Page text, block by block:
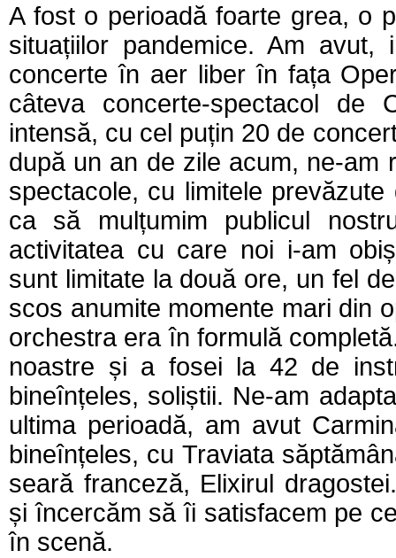
A fost o perioadă foarte grea, o
situațiilor pandemice. Am
concerte în aer liber în fața
câteva concerte-spectacol de
intensă, cu cel puțin 20 de
după un an de zile acum, ne-am
spectacole, cu limitele
ca să mulțumim publicul
activitatea cu care noi i-am
sunt limitate la două ore, un fel
scos anumite momente mari din
orchestra era în formulă
noastre și a fosei la 42 de
bineînțeles, soliștii. Ne-am
ultima perioadă, am avut
bineînțeles, cu Traviata
seară franceză, Elixirul
și încercăm să îi satisfacem pe
în scenă.